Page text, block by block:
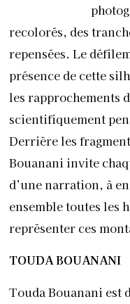
recolorés, des
repensées. Le
présence de cette
les rapprochements
scientifiquement
Derrière les
Bouanani invite
d’une narration, à
ensemble toutes les
représenter ces
TOUDA BOUANANI
Touda Bouanani est